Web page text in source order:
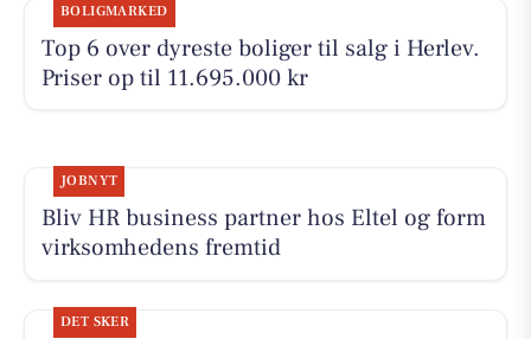
BOLIGMARKED
Top 6 over dyreste boliger til salg i Herlev.
Priser op til 11.695.000 kr
JOBNYT
Bliv HR business partner hos Eltel og form
virksomhedens fremtid
DET SKER